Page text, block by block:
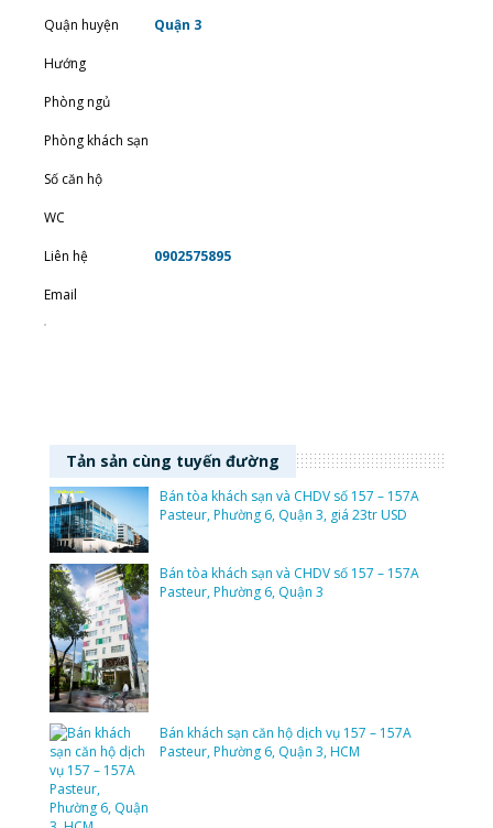
Quận huyện Quận 3
Hướng
Phòng ngủ
Phòng khách sạn
Số căn hộ
WC
Liên hệ 0902575895
Email
Tản sản cùng tuyến đường
Bán tòa khách sạn và CHDV số 157 – 157A
Pasteur, Phường 6, Quận 3, giá 23tr USD
Bán tòa khách sạn và CHDV số 157 – 157A
Pasteur, Phường 6, Quận 3
Bán khách sạn căn hộ dịch vụ 157 – 157A
Pasteur, Phường 6, Quận 3, HCM